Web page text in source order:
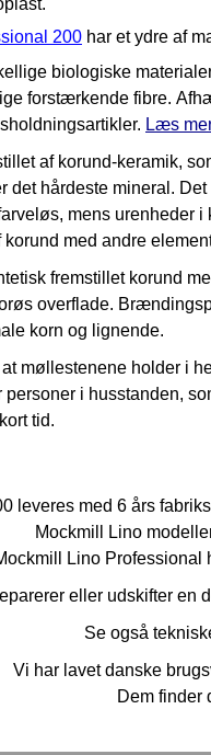
200 har et ydre af
biologiske
forstærkende fibre.
Læs
af korund-keramik,
hårdeste mineral.
mens
med andre
fremstillet korund
overflade.
korn og lignende.
møllestenene holder i
i husstanden,
tid.
leveres med 6 års
Mockmill Lino
Lino Professional
eller udskifter en
Se også
Vi har lavet danske
Dem finder